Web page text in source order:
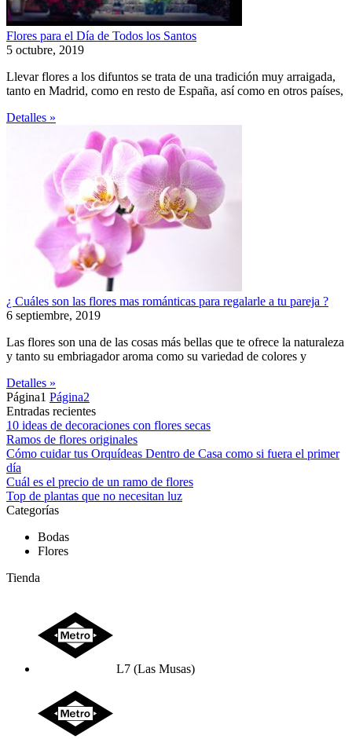
Flores para el Día de Todos los Santos
5 octubre, 2019
Llevar flores a los difuntos se trata de una tradición muy arraigada,
tanto en Madrid, como en resto de España, así como en otros países,
Detalles »
¿ Cuáles son las flores mas románticas para regalarle a tu pareja ?
6 septiembre, 2019
Las flores son una de las cosas más bellas que te ofrece la naturaleza
y tanto su embriagador aroma como su variedad de colores y
Detalles »
Página1 Página2
Entradas recientes
10 ideas de decoraciones con flores secas
Ramos de flores originales
Cómo cuidar tus Orquídeas Dentro de Casa como si fuera el primer
día
Cuál es el precio de un ramo de flores
Top de plantas que no necesitan luz
Categorías
Bodas
Flores
Tienda
L7 (Las Musas)